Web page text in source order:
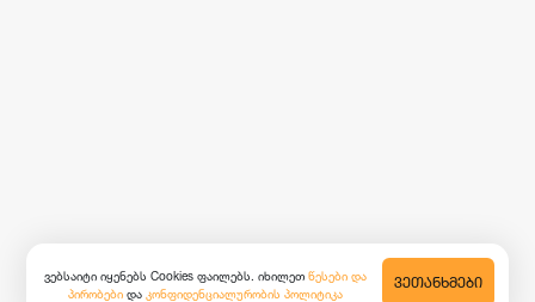
ვებსაიტი იყენებს Cookies ფაილებს. იხილეთ წესები და
პირობები და კონფიდენციალურობის პოლიტიკა
ᲕᲔᲗᲐᲜᲮᲛᲔᲑᲘ